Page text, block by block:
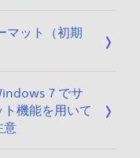
マット（初期
7 でサ
機能を用いて
意